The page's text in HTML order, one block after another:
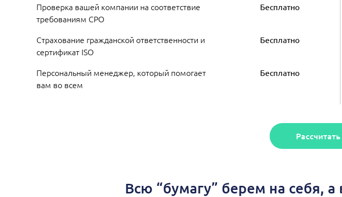
Проверка вашей компании на соответствие
требованиям СРО
Бесплатно
Страхование гражданской ответственности и
сертификат ISO
Бесплатно
Персональный менеджер, который помогает
вам во всем
Бесплатно
Всю “бумагу” берем на себя,